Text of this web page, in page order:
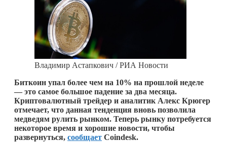
Владимир Астапкович / РИА Новости
Биткоин упал более чем на 10% на прошлой неделе
— это самое большое падение за два месяца.
Криптовалютный трейдер и аналитик Алекс Крюгер
отмечает, что данная тенденция вновь позволила
медведям рулить рынком. Теперь рынку потребуется
некоторое время и хорошие новости, чтобы
развернуться, сообщает Coindesk.